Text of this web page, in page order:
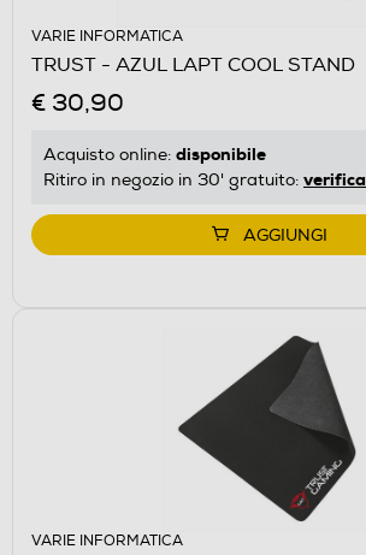
VARIE INFORMATICA
TRUST - AZUL LAPT COOL STAND
€ 30,90
Acquisto online: disponibile
Ritiro in negozio in 30' gratuito: verifica
AGGIUNGI
VARIE INFORMATICA